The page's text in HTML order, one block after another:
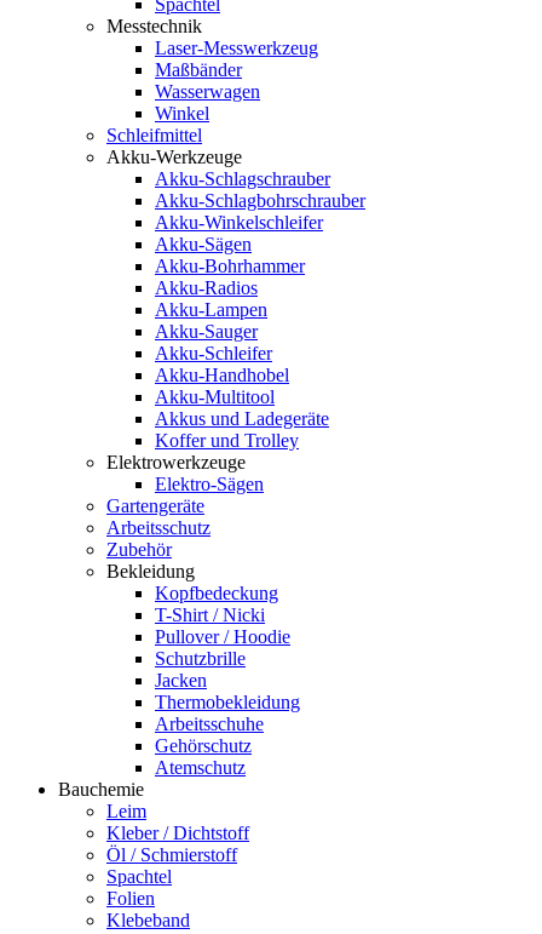
Spachtel
Messtechnik
Laser-Messwerkzeug
Maßbänder
Wasserwagen
Winkel
Schleifmittel
Akku-Werkzeuge
Akku-Schlagschrauber
Akku-Schlagbohrschrauber
Akku-Winkelschleifer
Akku-Sägen
Akku-Bohrhammer
Akku-Radios
Akku-Lampen
Akku-Sauger
Akku-Schleifer
Akku-Handhobel
Akku-Multitool
Akkus und Ladegeräte
Koffer und Trolley
Elektrowerkzeuge
Elektro-Sägen
Gartengeräte
Arbeitsschutz
Zubehör
Bekleidung
Kopfbedeckung
T-Shirt / Nicki
Pullover / Hoodie
Schutzbrille
Jacken
Thermobekleidung
Arbeitsschuhe
Gehörschutz
Atemschutz
Bauchemie
Leim
Kleber / Dichtstoff
Öl / Schmierstoff
Spachtel
Folien
Klebeband